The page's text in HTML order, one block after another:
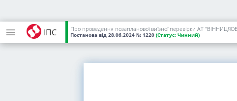
ІПС Про проведення позапланової виїзної перевірки АТ
Постанова від 28.06.2024 № 1220 (Статус: Чинний)